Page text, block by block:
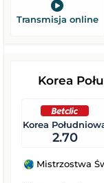
Transmisja online
Korea
Korea
2.70
Mistrzostwa